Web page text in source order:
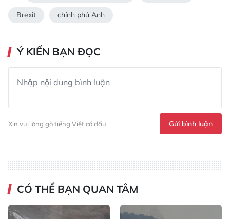
Brexit chính phủ Anh
Ý KIẾN BẠN ĐỌC
Xin vui lòng gõ tiếng Việt có dấu Gửi bình luận
CÓ THỂ BẠN QUAN TÂM